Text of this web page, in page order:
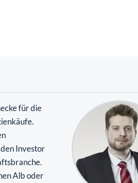
für die
Investor
Alb oder